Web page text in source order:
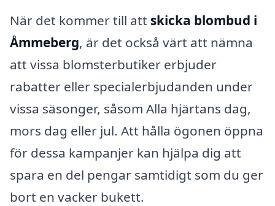
När det kommer till att skicka blombud i
Åmmeberg, är det också värt att nämna
att vissa blomsterbutiker erbjuder
rabatter eller specialerbjudanden under
vissa säsonger, såsom Alla hjärtans dag,
mors dag eller jul. Att hålla ögonen öppna
för dessa kampanjer kan hjälpa dig att
spara en del pengar samtidigt som du ger
bort en vacker bukett.